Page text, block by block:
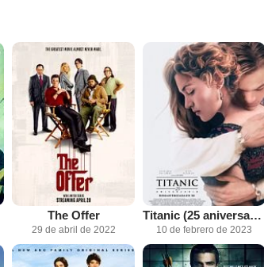
The Offer
29 de abril de 2022
Titanic (25 aniversario)
10 de febrero de 2023